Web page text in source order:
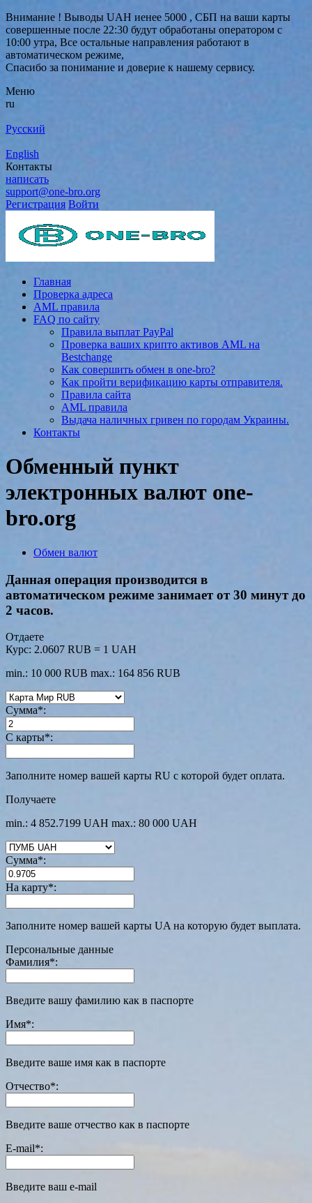
Внимание ! Выводы UAH иенее 5000 , СБП на ваши карты
совершенные после 22:30 будут обработаны оператором с
10:00 утра, Все остальные направления работают в
автоматическом режиме,
Спасибо за понимание и доверие к нашему сервису.
Меню
ru
Русский
English
Контакты
написать
support@one-bro.org
Регистрация Войти
Главная
Проверка адреса
AML правила
FAQ по сайту
Правила выплат PayPal
Проверка ваших крипто активов AML на
Bestchange
Как совершить обмен в one-bro?
Как пройти верификацию карты отправителя.
Правила сайта
AML правила
Выдача наличных гривен по городам Украины.
Контакты
Обменный пункт
электронных валют one-
bro.org
Обмен валют
Данная операция производится в
автоматическом режиме занимает от 30 минут до
2 часов.
Отдаете
Курс: 2.0607 RUB = 1 UAH
min.: 10 000 RUB max.: 164 856 RUB
Сумма*:
С карты*:
Заполните номер вашей карты RU с которой будет оплата.
Получаете
min.: 4 852.7199 UAH max.: 80 000 UAH
Сумма*:
На карту*:
Заполните номер вашей карты UA на которую будет выплата.
Персональные данные
Фамилия*:
Введите вашу фамилию как в паспорте
Имя*:
Введите ваше имя как в паспорте
Отчество*:
Введите ваше отчество как в паспорте
E-mail*:
Введите ваш e-mail